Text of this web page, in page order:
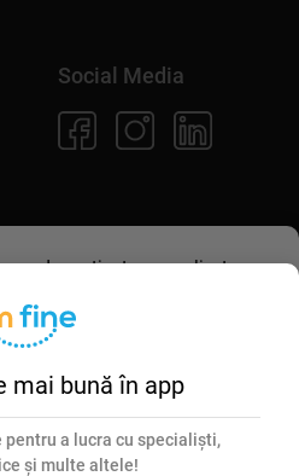
de conținut personalizat,
că ești de acord să
prin cookie-uri.
Marketing
mai bună în app
pentru a lucra cu specialiști,
și multe altele!
Social Media